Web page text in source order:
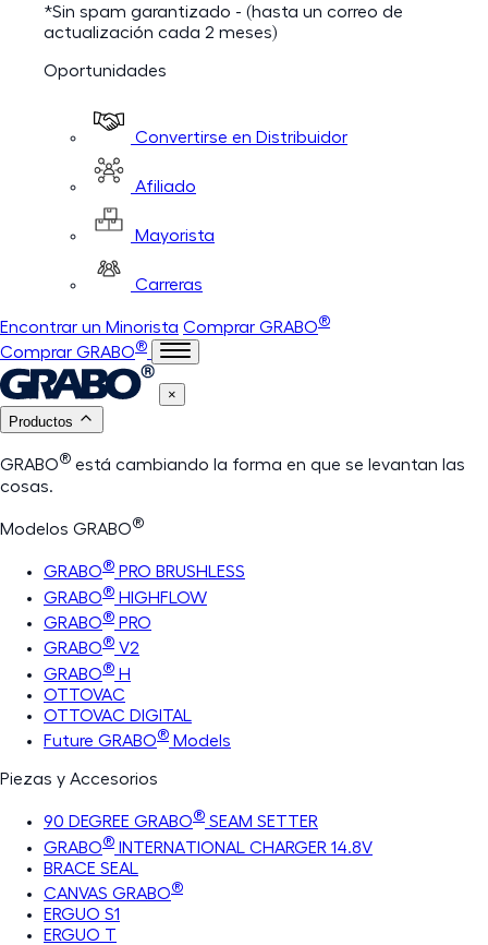
*Sin spam garantizado - (hasta un correo de
actualización cada 2 meses)
Oportunidades
Convertirse en Distribuidor
Afiliado
Mayorista
Carreras
Encontrar un Minorista Comprar GRABO®
Comprar GRABO®
×
Productos
GRABO® está cambiando la forma en que se levantan las
cosas.
Modelos GRABO®
GRABO® PRO BRUSHLESS
GRABO® HIGHFLOW
GRABO® PRO
GRABO® V2
GRABO® H
OTTOVAC
OTTOVAC DIGITAL
Future GRABO® Models
Piezas y Accesorios
90 DEGREE GRABO® SEAM SETTER
GRABO® INTERNATIONAL CHARGER 14.8V
BRACE SEAL
CANVAS GRABO®
ERGUO S1
ERGUO T